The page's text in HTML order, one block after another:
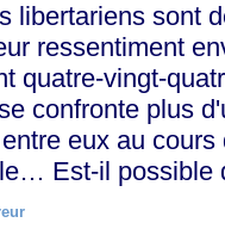
sont de
ressentiment
quatre-vingt-
confronte plus
eux au
Est-il possible